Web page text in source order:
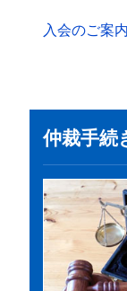
入会のご案
仲裁手続